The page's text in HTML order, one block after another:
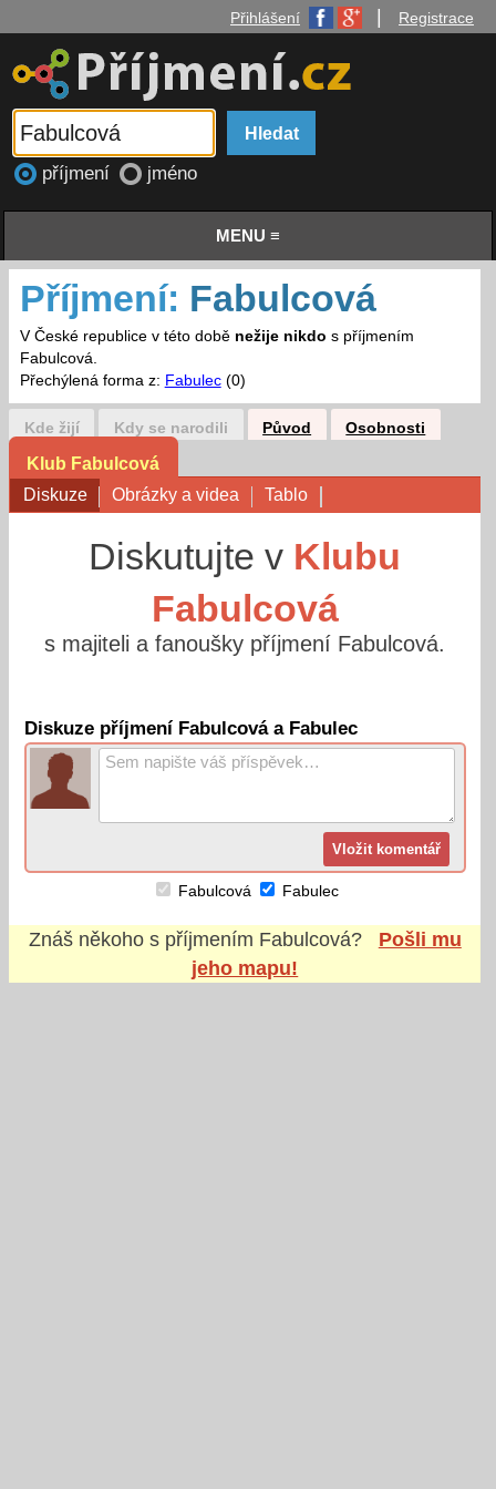
Přihlášení Registrace
příjmení jméno
MENU ≡
Příjmení: Fabulcová
V České republice v této době nežije nikdo s příjmením
Fabulcová.
Přechýlená forma z: Fabulec(0)
Kde žijí Kdy se narodili Původ Osobnosti
Klub Fabulcová
Diskuze
Obrázky a videa Tablo
Diskutujte v Klubu
Fabulcová
s majiteli a fanoušky příjmení Fabulcová.
Diskuze příjmení Fabulcová a Fabulec
Fabulcová Fabulec
Znáš někoho s příjmením Fabulcová?
Pošli mu
jeho mapu!